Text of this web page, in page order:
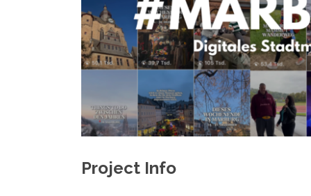
Project Info